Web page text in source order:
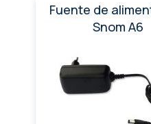
Fuente de
Snom A6